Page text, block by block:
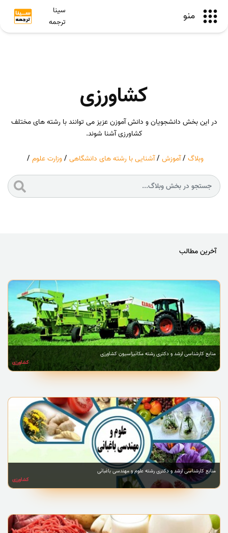
منو
سینا
ترجمه
کشاورزی
در این بخش دانشجویان و دانش آموزن عزیز می توانند با رشته های مختلف
کشاورزی آشنا شوند.
وبلاگ /آموزش /آشنایی با رشته های دانشگاهی /وزارت علوم /
آخرین مطالب
منابع کارشناسی ارشد و دکتری رشته مکانیزاسیون کشاورزی
کشاورزی
منابع کارشناسی ارشد و دکتری رشته علوم و مهندسی باغبانی
کشاورزی